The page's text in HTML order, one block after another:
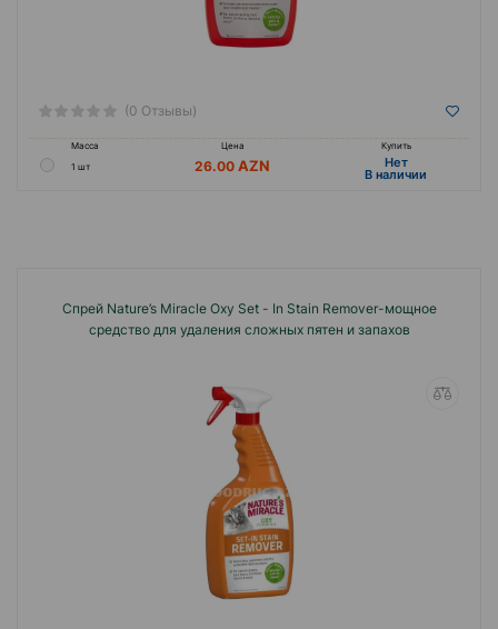
(0 Отзывы)
Масса Цена
Купить
1 шт
26.00 Hет
B наличии
Спрей Nature’s Miracle Oxy Set - In Stain Remover-мощное
средство для удаления сложных пятен и запахов